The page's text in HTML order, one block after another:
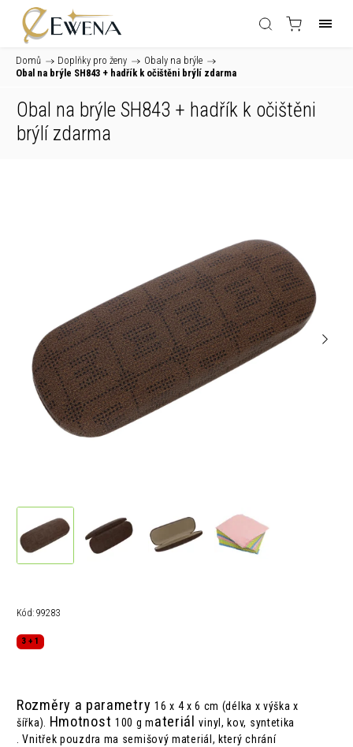
Domů / Doplňky pro ženy / Obaly na brýle /
Obal na brýle SH843 + hadřík k očištěni brýlí zdarma
Obal na brýle SH843 + hadřík k očištěni
brýlí zdarma
Kód: 99283
3 + 1
Rozměry a parametry 16 x 4 x 6 cm (délka x výška x
šířka). Hmotnost 100 g materiálvinyl, kov, syntetika
.Vnitřek pouzdra ma semišový materiál, který chrání